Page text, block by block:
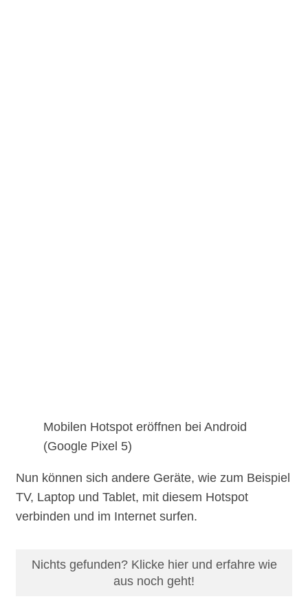
Mobilen Hotspot eröffnen bei Android
(Google Pixel 5)
Nun können sich andere Geräte, wie zum Beispiel
TV, Laptop und Tablet, mit diesem Hotspot
verbinden und im Internet surfen.
Nichts gefunden? Klicke hier und erfahre wie
aus noch geht!